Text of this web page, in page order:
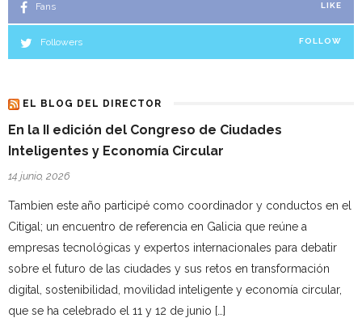
Fans LIKE
Followers FOLLOW
EL BLOG DEL DIRECTOR
En la II edición del Congreso de Ciudades
Inteligentes y Economía Circular
14 junio, 2026
Tambien este año participé como coordinador y conductos en el
Citigal; un encuentro de referencia en Galicia que reúne a
empresas tecnológicas y expertos internacionales para debatir
sobre el futuro de las ciudades y sus retos en transformación
digital, sostenibilidad, movilidad inteligente y economía circular,
que se ha celebrado el 11 y 12 de junio […]